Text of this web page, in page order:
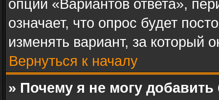
опции «Вариантов ответа»,
означает, что опрос будет
изменять вариант, за который
Вернуться к началу
» Почему я не могу